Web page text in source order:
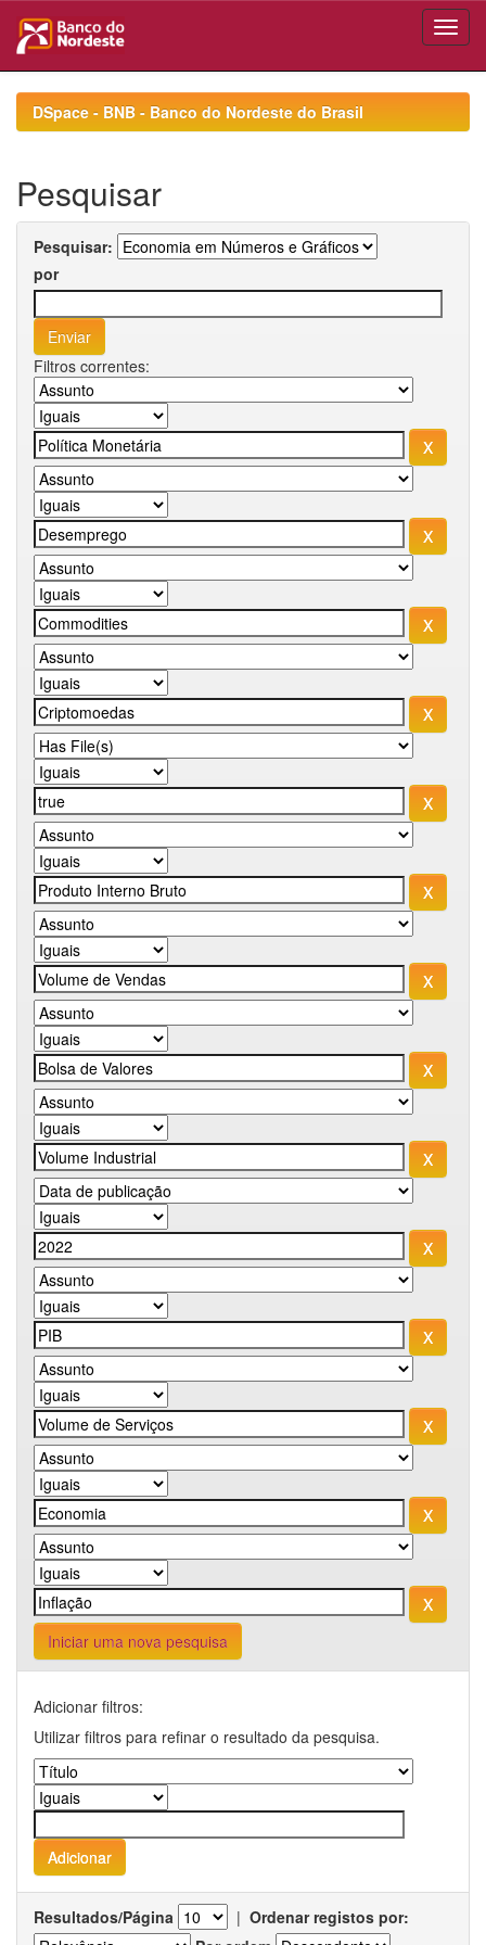
navigationDSpace - BNB - Banco do Nordeste do Brasil
Pesquisar
Pesquisar:
por
Filtros correntes:
Iniciar uma nova pesquisa
Adicionar filtros:
Utilizar filtros para refinar o resultado da pesquisa.
Resultados/Página | Ordenar registos por: